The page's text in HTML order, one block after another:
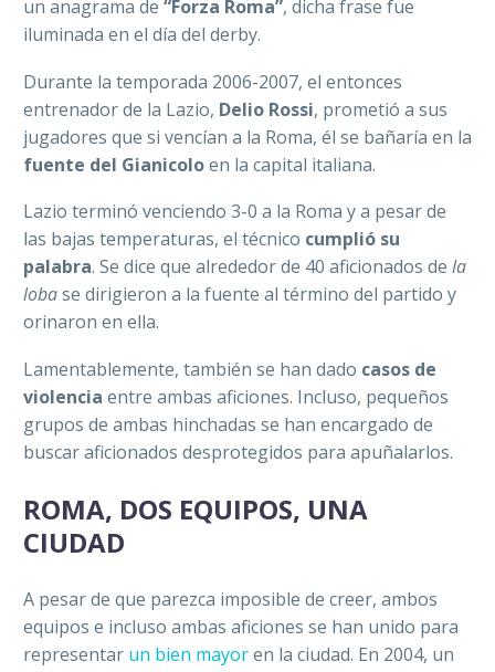
un anagrama de “Forza Roma”, dicha frase fue
iluminada en el día del derby.
Durante la temporada 2006-2007, el entonces
entrenador de la Lazio, Delio Rossi, prometió a sus
jugadores que si vencían a la Roma, él se bañaría en la
fuente del Gianicoloen la capital italiana.
Lazio terminó venciendo 3-0 a la Roma y a pesar de
las bajas temperaturas, el técnico cumplió su
palabra. Se dice que alrededor de 40 aficionados de la
lobase dirigieron a la fuente al término del partido y
orinaron en ella.
Lamentablemente, también se han dado casos de
violencia entre ambas aficiones. Incluso, pequeños
grupos de ambas hinchadas se han encargado de
buscar aficionados desprotegidos para apuñalarlos.
ROMA, DOS EQUIPOS, UNA
CIUDAD
A pesar de que parezca imposible de creer, ambos
equipos e incluso ambas aficiones se han unido para
representar un bien mayoren la ciudad. En 2004, un